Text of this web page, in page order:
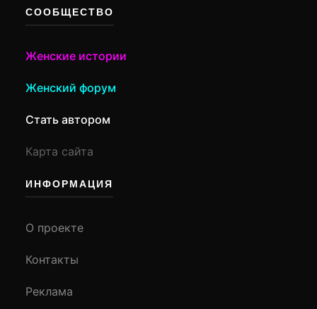
СООБЩЕСТВО
Женские истории
Женский форум
Стать автором
Карта сайта
ИНФОРМАЦИЯ
О проекте
Контакты
Реклама